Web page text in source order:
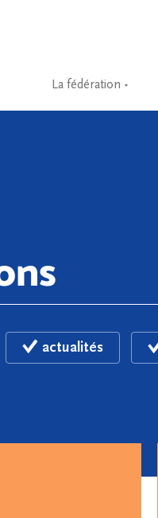
La fédération
actualités